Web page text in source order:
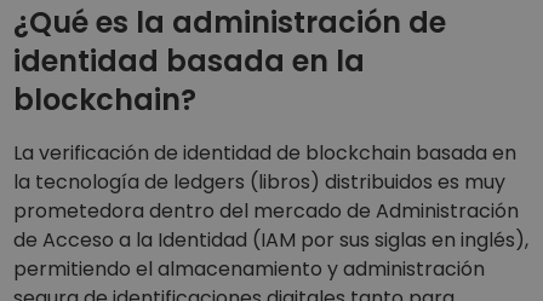
¿Qué es la administración de
identidad basada en la
blockchain?
La verificación de identidad de blockchain basada en
la tecnología de ledgers (libros) distribuidos es muy
prometedora dentro del mercado de Administración
de Acceso a la Identidad (IAM por sus siglas en inglés),
permitiendo el almacenamiento y administración